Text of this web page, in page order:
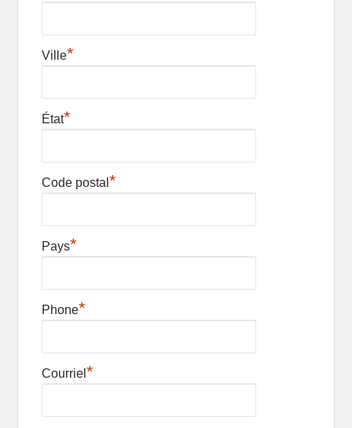
Ville*
État*
Code postal *
Pays*
Phone*
Courriel *